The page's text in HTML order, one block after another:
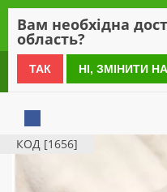
0 800 21 54 55
КОД [1656]
Вам необхідна
область?
ТАК НІ, ЗМІНИТИ